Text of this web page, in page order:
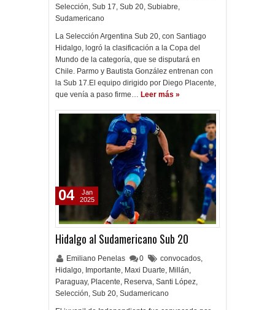
Selección, Sub 17, Sub 20, Subiabre,
Sudamericano
La Selección Argentina Sub 20, con Santiago
Hidalgo, logró la clasificación a la Copa del
Mundo de la categoría, que se disputará en
Chile. Parmo y Bautista González entrenan con
la Sub 17.El equipo dirigido por Diego Placente,
que venía a paso firme… Leer más »
Hidalgo al Sudamericano Sub 20
Emiliano Penelas 0 convocados,
Hidalgo, Importante, Maxi Duarte, Millán,
Paraguay, Placente, Reserva, Santi López,
Selección, Sub 20, Sudamericano
04
Jan
2025